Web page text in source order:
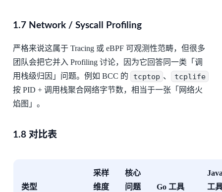
1.7 Network / Syscall Profiling
严格来说这属于 Tracing 或 eBPF 可观测性范畴，但很多
团队会把它并入 Profiling 讨论，因为它回答同一类「调
用栈级归因」问题。例如 BCC 的
tcptop 、 tcplife
按 PID + 调用栈聚合网络字节数，相当于一张「网络火
焰图」。
1.8 对比表
类型
采样
维度
核心
问题
Go 工具
工